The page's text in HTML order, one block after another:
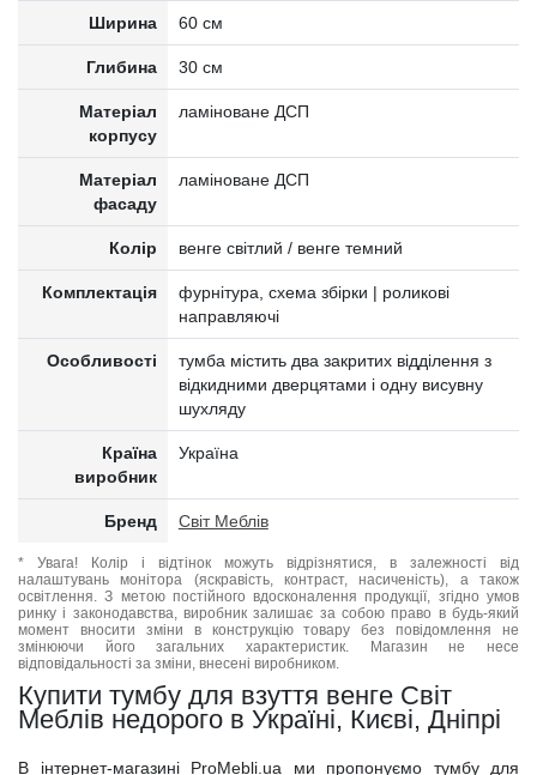
Ширина 60 см
Глибина 30 см
Матеріал
корпусу
ламіноване ДСП
Матеріал
фасаду
ламіноване ДСП
Колір венге світлий / венге темний
Комплектація
фурнітура, схема збірки | роликові
направляючі
Особливості
тумба містить два закритих відділення з
відкидними дверцятами і одну висувну
шухляду
Країна
виробник
Україна
Бренд Світ Меблів
* Увага! Колір і відтінок можуть відрізнятися, в залежності від
налаштувань монітора (яскравість, контраст, насиченість), а також
освітлення. З метою постійного вдосконалення продукції, згідно умов
ринку і законодавства, виробник залишає за собою право в будь-який
момент вносити зміни в конструкцію товару без повідомлення не
змінюючи його загальних характеристик. Магазин не несе
відповідальності за зміни, внесені виробником.
Купити тумбу для взуття венге Світ
Меблів недорого в Україні, Києві, Дніпрі
В інтернет-магазині ProMebli.ua ми пропонуємо тумбу для